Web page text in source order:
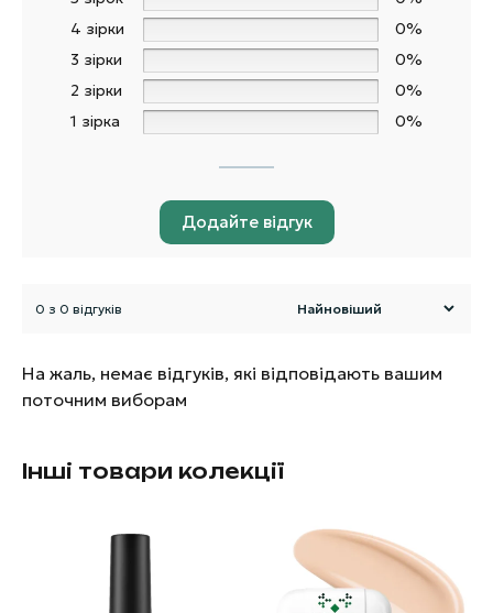
4 зірки
0%
3 зірки
0%
2 зірки
0%
1 зірка
0%
Додайте відгук
0 з 0 відгуків
На жаль, немає відгуків, які відповідають вашим
поточним виборам
Інші товари колекції